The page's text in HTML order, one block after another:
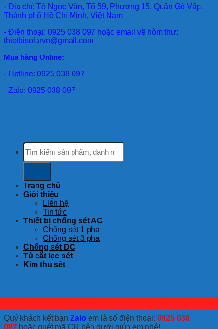
- Địa chỉ: Tô Ngọc Vân, Tổ 59, Phường 15, Quận Gò Vấp,
Thành phố Hồ Chí Minh, Việt Nam
- Điện thoại: 0925 038 097 hoặc email về hòm thư:
thietbisolarvn@gmail.com
Mua hàng Online:
- Hotline: 0925 038 097
- Zalo: 0925 038 097
Tìm
kiếm:
Trang chủ
Giới thiệu
Liên hệ
Tin tức
Thiết bị chống sét AC
Chống sét 1 pha
Chống sét 3 pha
Chống sét DC
Tủ cắt lọc sét
Kim thu sét
Quý khách kết bạn Zalo em là số điện thoại: 0925 038
097 hoặc quét mã QR bên dưới giúp em nhé!